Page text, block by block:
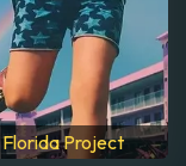
Project